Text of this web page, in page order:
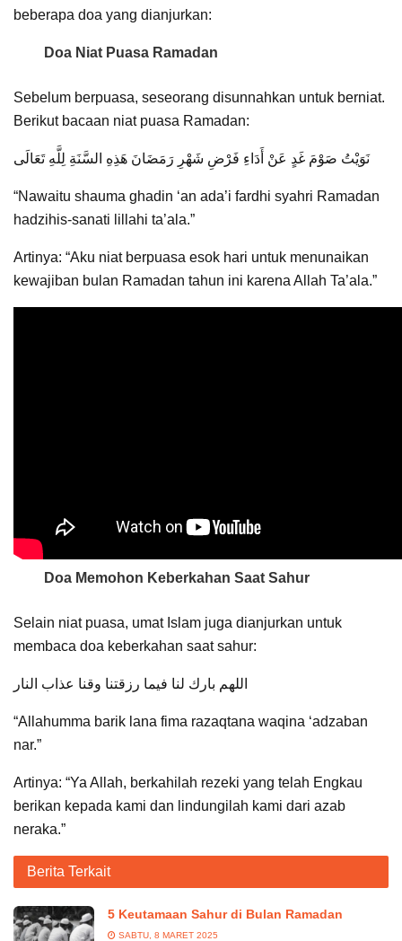
beberapa doa yang dianjurkan:
Doa Niat Puasa Ramadan
Sebelum berpuasa, seseorang disunnahkan untuk berniat.
Berikut bacaan niat puasa Ramadan:
نَوَيْتُ صَوْمَ غَدٍ عَنْ أَدَاءِ فَرْضِ شَهْرِ رَمَضَانَ هَذِهِ السَّنَةِ لِلَّهِ تَعَالَى
“Nawaitu shauma ghadin ‘an ada’i fardhi syahri Ramadan
hadzihis-sanati lillahi ta’ala.”
Artinya: “Aku niat berpuasa esok hari untuk menunaikan
kewajiban bulan Ramadan tahun ini karena Allah Ta’ala.”
Doa Memohon Keberkahan Saat Sahur
Selain niat puasa, umat Islam juga dianjurkan untuk
membaca doa keberkahan saat sahur:
اللهم بارك لنا فيما رزقتنا وقنا عذاب النار
“Allahumma barik lana fima razaqtana waqina ‘adzaban
nar.”
Artinya: “Ya Allah, berkahilah rezeki yang telah Engkau
berikan kepada kami dan lindungilah kami dari azab
neraka.”
Berita Terkait
5 Keutamaan Sahur di Bulan Ramadan
SABTU, 8 MARET 2025